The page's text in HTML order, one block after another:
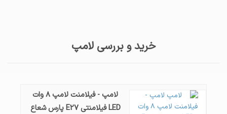
خرید و بررسی لامپ
لامپ - فیلامنت لامپ ۸ وات
LED فیلامنتی E27 پارس شعاع